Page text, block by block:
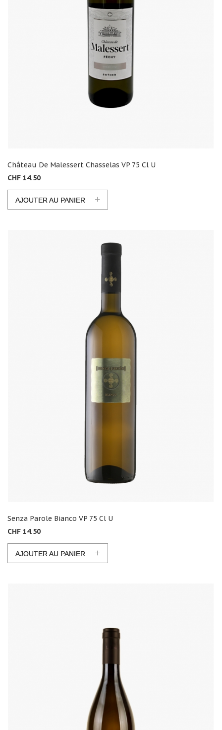
Château De Malessert Chasselas VP 75 Cl U
CHF 14.50
AJOUTER AU PANIER +
Senza Parole Bianco VP 75 Cl U
CHF 14.50
AJOUTER AU PANIER +